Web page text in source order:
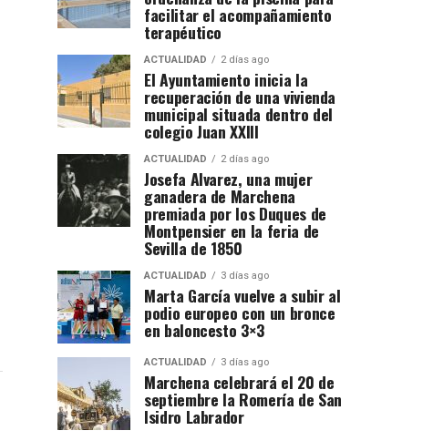
facilitar el acompañamiento
terapéutico
ACTUALIDAD 2 días ago
El Ayuntamiento inicia la
recuperación de una vivienda
municipal situada dentro del
colegio Juan XXIII
ACTUALIDAD 2 días ago
Josefa Alvarez, una mujer
ganadera de Marchena
premiada por los Duques de
Montpensier en la feria de
Sevilla de 1850
ACTUALIDAD 3 días ago
Marta García vuelve a subir al
podio europeo con un bronce
en baloncesto 3×3
ACTUALIDAD 3 días ago
Marchena celebrará el 20 de
septiembre la Romería de San
Isidro Labrador